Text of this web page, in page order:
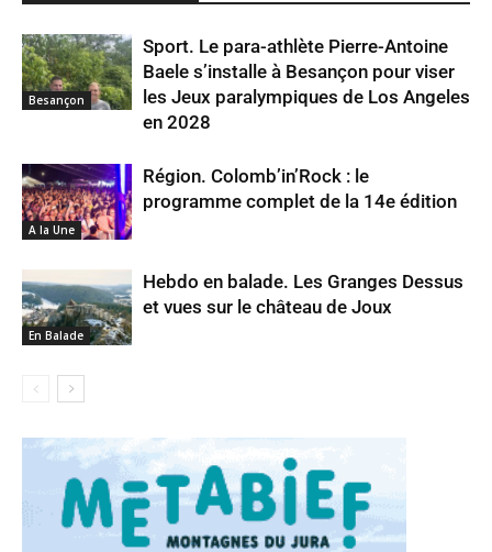
Besançon
Sport. Le para-athlète Pierre-Antoine
Baele s’installe à Besançon pour viser
les Jeux paralympiques de Los Angeles
en 2028
A la Une
Région. Colomb’in’Rock : le
programme complet de la 14e édition
En Balade
Hebdo en balade. Les Granges Dessus
et vues sur le château de Joux